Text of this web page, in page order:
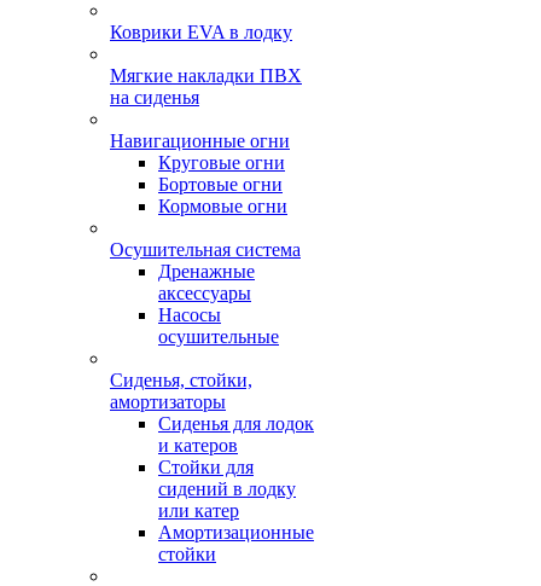
Коврики EVA в лодку
Мягкие накладки ПВХ
на сиденья
Навигационные огни
Круговые огни
Бортовые огни
Кормовые огни
Осушительная система
Дренажные
аксессуары
Насосы
осушительные
Сиденья, стойки,
амортизаторы
Сиденья для лодок
и катеров
Стойки для
сидений в лодку
или катер
Амортизационные
стойки